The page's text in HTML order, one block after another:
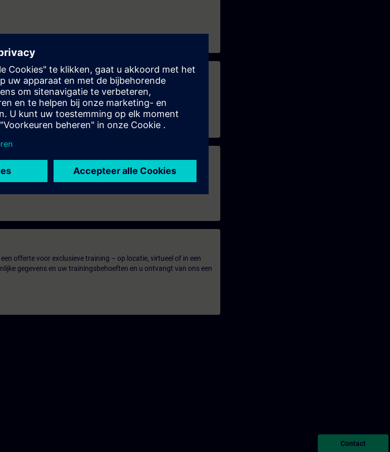
nieuwe data beschikbaar zijn.
van uw persoonlijke gegevens sturen wij u onmiddellijk een
offerte voor exclusieve training – op locatie, virtueel of in een
gegevens en uw trainingsbehoeften en u ontvangt van ons een
Contact